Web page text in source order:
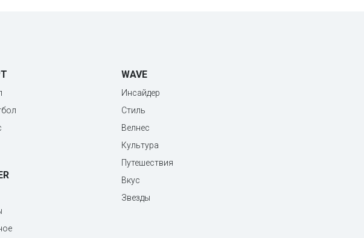
WAVE
Инсайдер
Стиль
Велнес
Культура
Путешествия
Вкус
Звезды